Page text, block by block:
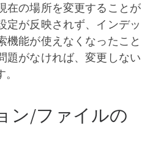
在の場所を変更することが
定が反映されず、インデッ
機能が使えなくなったこと
題がなければ、変更しない
ン/ファイルの